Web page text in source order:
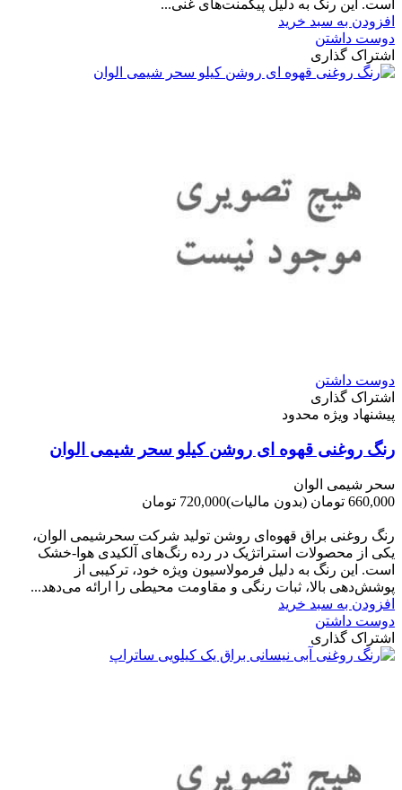
است. این رنگ به دلیل پیگمنت‌های غنی...
افزودن به سبد خرید
دوست داشتن
اشتراک گذاری
دوست داشتن
اشتراک گذاری
پیشنهاد ویژه محدود
رنگ روغنی قهوه ای روشن کیلو سحر شیمی الوان
سحر شیمی الوان
660,000 تومان
(بدون مالیات)720,000 تومان
رنگ روغنی براق قهوه‌ای روشن تولید شرکت سحرشیمی الوان،
یکی از محصولات استراتژیک در رده رنگ‌های آلکیدی هوا-خشک
است. این رنگ به دلیل فرمولاسیون ویژه خود، ترکیبی از
پوشش‌دهی بالا، ثبات رنگی و مقاومت محیطی را ارائه می‌دهد...
افزودن به سبد خرید
دوست داشتن
اشتراک گذاری